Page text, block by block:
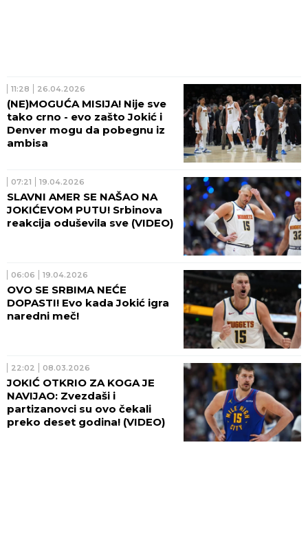
11:28 26.04.2026
(NE)MOGUĆA MISIJA! Nije sve
tako crno - evo zašto Jokić i
Denver mogu da pobegnu iz
ambisa
07:21 19.04.2026
SLAVNI AMER SE NAŠAO NA
JOKIĆEVOM PUTU! Srbinova
reakcija oduševila sve (VIDEO)
06:06 19.04.2026
OVO SE SRBIMA NEĆE
DOPASTI! Evo kada Jokić igra
naredni meč!
22:02 08.03.2026
JOKIĆ OTKRIO ZA KOGA JE
NAVIJAO: Zvezdaši i
partizanovci su ovo čekali
preko deset godina! (VIDEO)